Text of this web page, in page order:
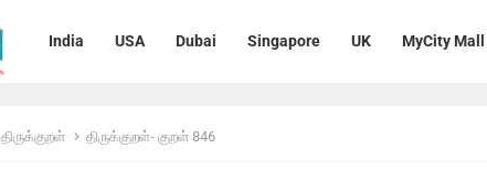
India USA Dubai Singapore UK MyCity Mall
திருக்குறள் திருக்குறள்- குறள் 846